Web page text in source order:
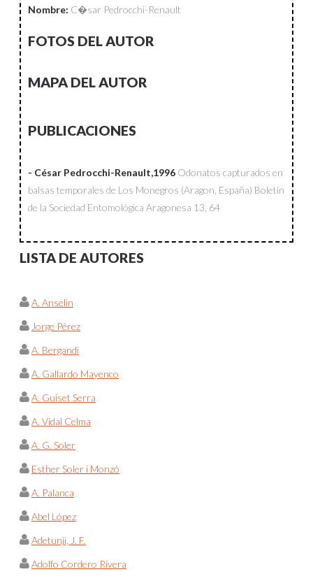
Nombre: C�sar Pedrocchi-Renault
FOTOS DEL AUTOR
MAPA DEL AUTOR
PUBLICACIONES
- César Pedrocchi-Renault,1996 Odonatos capturados en
balsas temporales de Los Monegros (Aragon, España) Boletín
de la Sociedad Entomológica Aragonesa 13, 64
LISTA DE AUTORES
A. Anselin
Jorge Pérez
A. Bergandi
A. Gallardo Mayenco
A. Guiset Serra
A. Vidal Celma
A. G. Soler
Esther Soler i Monzó
A. Palanca
Abel López
Adetunji, J. F.
Adolfo Cordero Rivera